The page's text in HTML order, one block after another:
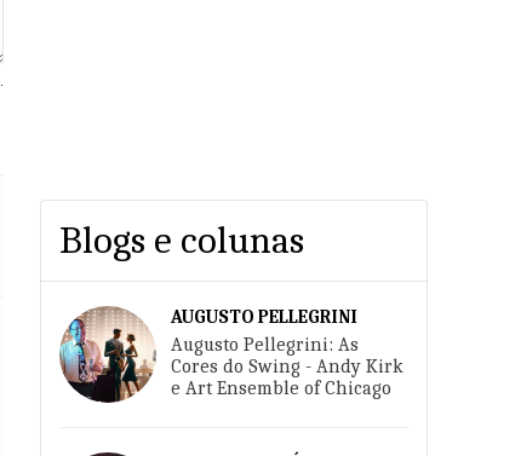
Blogs e colunas
AUGUSTO PELLEGRINI
Augusto Pellegrini: As
Cores do Swing - Andy Kirk
e Art Ensemble of Chicago